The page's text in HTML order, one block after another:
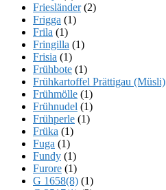
Friesländer(2)
Frigga (1)
Frila (1)
Fringilla (1)
Frisia (1)
Frühbote (1)
Frühkartoffel Prättigau (Müsli)
Frühmölle (1)
Frühnudel (1)
Frühperle (1)
Früka (1)
Fuga (1)
Fundy (1)
Furore (1)
G 1658(8) (1)